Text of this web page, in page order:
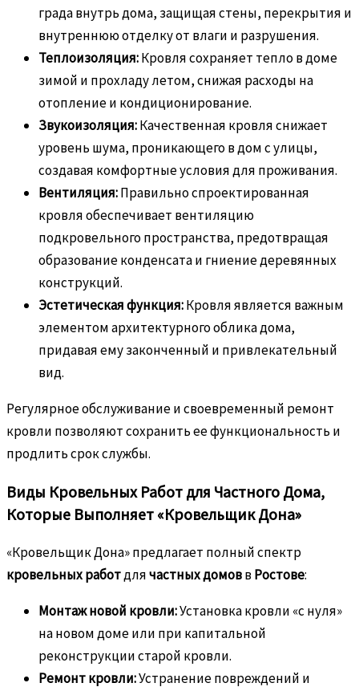
града внутрь дома, защищая стены, перекрытия и
внутреннюю отделку от влаги и разрушения.
Теплоизоляция:Кровля сохраняет тепло в доме
зимой и прохладу летом, снижая расходы на
отопление и кондиционирование.
Звукоизоляция:Качественная кровля снижает
уровень шума, проникающего в дом с улицы,
создавая комфортные условия для проживания.
Вентиляция:Правильно спроектированная
кровля обеспечивает вентиляцию
подкровельного пространства, предотвращая
образование конденсата и гниение деревянных
конструкций.
Эстетическая функция:Кровля является важным
элементом архитектурного облика дома,
придавая ему законченный и привлекательный
вид.
Регулярное обслуживание и своевременный ремонт
кровли позволяют сохранить ее функциональность и
продлить срок службы.
Виды Кровельных Работ для Частного Дома,
Которые Выполняет «Кровельщик Дона»
«Кровельщик Дона» предлагает полный спектр
кровельных работдлячастных домовв Ростове:
Монтаж новой кровли:Установка кровли «с нуля»
на новом доме или при капитальной
реконструкции старой кровли.
Ремонт кровли:Устранение повреждений и